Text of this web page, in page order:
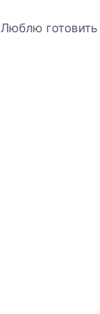
Люблю готовить